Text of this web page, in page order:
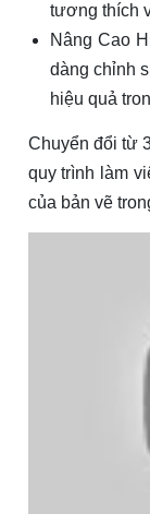
tương thích
Nâng Cao
dàng chỉnh
hiệu quả
Chuyển đổi từ
quy trình làm
của bản vẽ